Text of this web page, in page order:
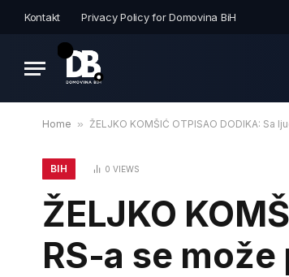
Kontakt Privacy Policy for Domovina BiH
Home » ŽELJKO KOMŠIĆ OTPISAO DODIKA: Sa
BIH 0VIEWS
ŽELJKO
RS-a se